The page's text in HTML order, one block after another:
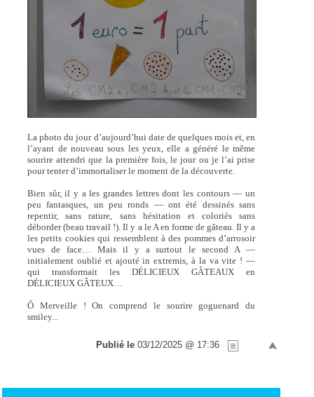
La photo du jour d’aujourd’hui date de quelques mois et, en
l’ayant de nouveau sous les yeux, elle a généré le même
sourire attendri que la première fois, le jour ou je l’ai prise
pour tenter d’immortaliser le moment de la découverte.
Bien sûr, il y a les grandes lettres dont les contours — un
peu fantasques, un peu ronds — ont été dessinés sans
repentir, sans rature, sans hésitation et coloriés sans
déborder (beau travail !). Il y a le A en forme de gâteau. Il y a
les petits cookies qui ressemblent à des pommes d’arrosoir
vues de face… Mais il y a surtout le second A —
initialement oublié et ajouté in extremis, à la va vite ! —
qui transformait les DÉLICIEUX GÂTEAUX en
DÉLICIEUX GÂTEUX…
Ô Merveille ! On comprend le sourire goguenard du
smiley...
Publié le 03/12/2025 @ 17:36